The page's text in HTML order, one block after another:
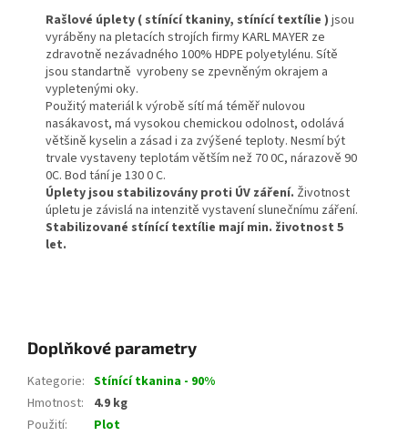
Rašlové úplety ( stínící tkaniny, stínící textílie ) jsou
vyráběny na pletacích strojích firmy KARL MAYER ze
zdravotně nezávadného 100% HDPE polyetylénu. Sítě
jsou standartně vyrobeny se zpevněným okrajem a
vypletenými oky.
Použitý materiál k výrobě sítí má téměř nulovou
nasákavost, má vysokou chemickou odolnost, odolává
většině kyselin a zásad i za zvýšené teploty. Nesmí být
trvale vystaveny teplotám větším než 70 0C, nárazově 90
0C. Bod tání je 130 0 C.
Úplety jsou stabilizovány proti ÚV záření. Životnost
úpletu je závislá na intenzitě vystavení slunečnímu záření.
Stabilizované stínící textílie mají min. životnost 5
let.
Doplňkové parametry
Kategorie: Stínící tkanina - 90%
Hmotnost:
4.9 kg
Použití:
Plot